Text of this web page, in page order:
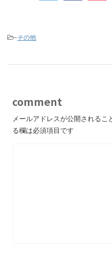
-その他
comment
メールアドレスが公開されるこ
る欄は必須項目です